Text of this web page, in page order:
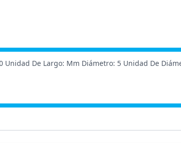
Unidad De Largo: Mm Diámetro: 5 Unidad De